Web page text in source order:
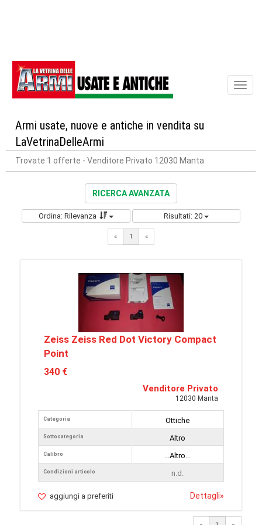
Armi usate, nuove e antiche in vendita su
LaVetrinaDelleArmi
Trovate 1 offerte - Venditore Privato 12030 Manta
RICERCA AVANZATA
Ordina: Rilevanza Risultati: 20
« 1 «
Zeiss Zeiss Red Dot Victory Compact
Point
340 €
Venditore Privato
12030 Manta
Categoria
Sottocategoria
Calibro
Condizioni articolo
Ottiche
Altro
...Altro...
n.d.
aggiungi a preferiti Dettagli»